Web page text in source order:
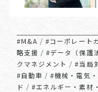
#M&A /#コーポレート
略支援 /#データ（保護
クマネジメント /#当局
#自動車 /#機械・電気
ド / #エネルギー・素材